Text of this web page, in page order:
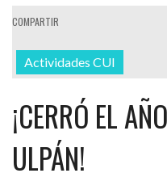
COMPARTIR
Actividades CUI
¡CERRÓ EL
ULPÁN!